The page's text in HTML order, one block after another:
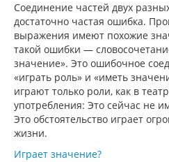
Соединение частей двух
достаточно частая ошибка.
выражения имеют похожие
такой ошибки —
значение». Это ошибочное
«играть роль» и «иметь
играют только роли, как в
употребления: Это сейчас не
Это обстоятельство играет
жизни.
Играет значение?